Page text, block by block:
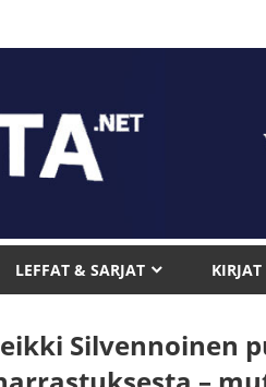
LEFFAT & SARJAT KIRJAT
Silvennoinen